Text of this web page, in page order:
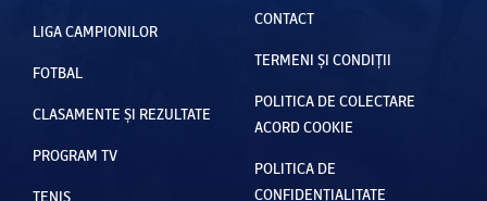
LIGA CAMPIONILOR
FOTBAL
CLASAMENTE ȘI REZULTATE
PROGRAM TV
TENIS
CONTACT
TERMENI ȘI CONDIȚII
POLITICA DE COLECTARE
ACORD COOKIE
POLITICA DE
CONFIDENȚIALITATE